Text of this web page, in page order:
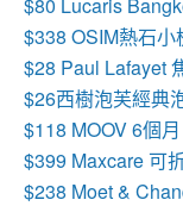
$338 OSIM熱石小
$28 Paul Lafayet
$26西樹泡芙經典
$118 MOOV 6個
$399 Maxcare 可
$238 Moet &